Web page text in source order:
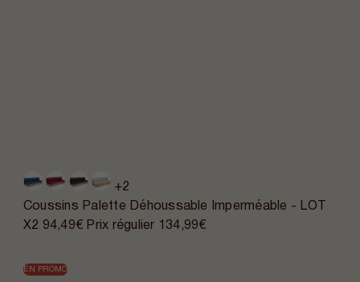
+2
Coussins Palette Déhoussable Imperméable - LOT
X2 94,49€ Prix régulier 134,99€
EN PROMO